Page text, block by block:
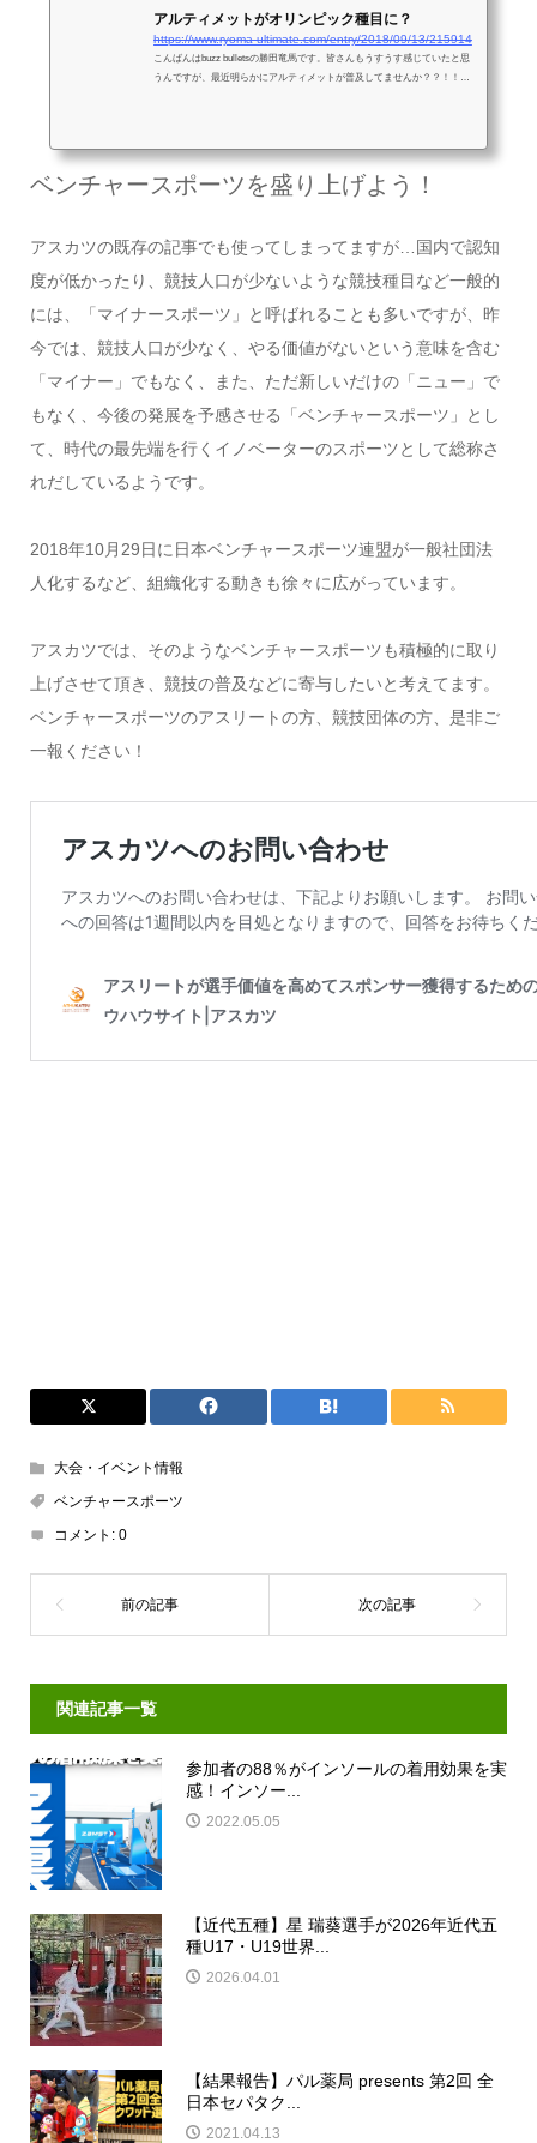
アルティメットがオリンピック種目に？
https://www.ryoma-ultimate.com/entry/2018/09/13/215914
こんばんはbuzz bulletsの勝田竜馬です。皆さんもうすうす感じていたと思
うんですが、最近明らかにアルティメットが普及してませんか？？！！先
ベンチャースポーツを盛り上げよう！
アスカツの既存の記事でも使ってしまってますが…国内で認知
度が低かったり、競技人口が少ないような競技種目など一般的
には、「マイナースポーツ」と呼ばれることも多いですが、昨
今では、競技人口が少なく、やる価値がないという意味を含む
「マイナー」でもなく、また、ただ新しいだけの「ニュー」で
もなく、今後の発展を予感させる「ベンチャースポーツ」とし
て、時代の最先端を行くイノベーターのスポーツとして総称さ
れだしているようです。
2018年10月29日に日本ベンチャースポーツ連盟が一般社団法
人化するなど、組織化する動きも徐々に広がっています。
アスカツでは、そのようなベンチャースポーツも積極的に取り
上げさせて頂き、競技の普及などに寄与したいと考えてます。
ベンチャースポーツのアスリートの方、競技団体の方、是非ご
一報ください！
大会・イベント情報
ベンチャースポーツ
コメント: 0
関連記事一覧
参加者の88％がインソールの着用効果を実
感！インソー...
2022.05.05
【近代五種】星 瑞葵選手が2026年近代五
種U17・U19世界...
2026.04.01
【結果報告】パル薬局 presents 第2回 全
日本セパタク...
2021.04.13